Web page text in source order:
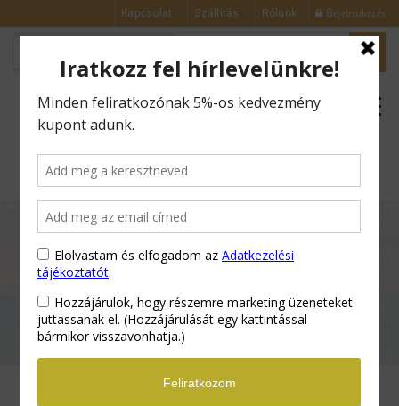
Kapcsolat Szállítás Rólunk Bejelentkezés
és Bőrfeszesítő Selyemszérum – 30 ml